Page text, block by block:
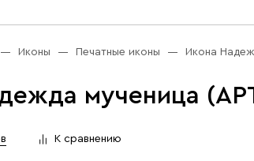
утварь
Иконы Печатные иконы Икона
мученица
К сравнению